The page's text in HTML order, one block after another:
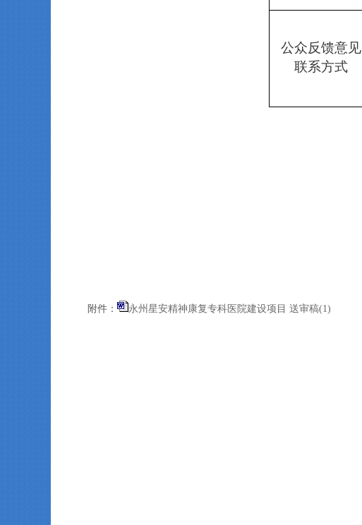
公众反馈意见
联系方式
附件： 永州星安精神康复专科医院建设项目 送审稿(1)